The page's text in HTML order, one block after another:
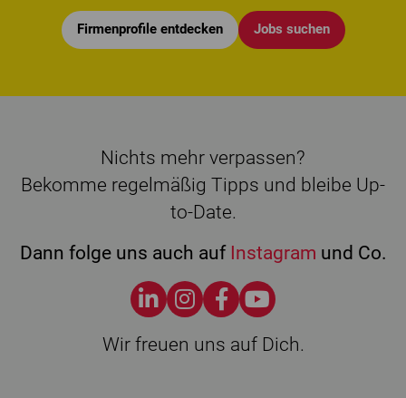
Firmenprofile entdecken Jobs suchen
Nichts mehr verpassen?
Bekomme regelmäßig Tipps und bleibe Up-
to-Date.
Dann folge uns auch auf Instagram und Co.
Wir freuen uns auf Dich.